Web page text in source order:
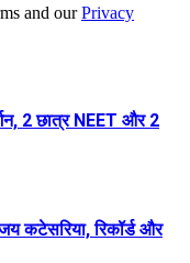
and ourPrivacy
2 छात्र NEET और 2
कटेसरिया, रिकॉर्ड और